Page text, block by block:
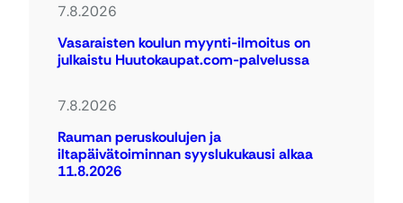
7.8.2026
Vasaraisten koulun myynti-ilmoitus on
julkaistu Huutokaupat.com-palvelussa
7.8.2026
Rauman peruskoulujen ja
iltapäivätoiminnan syyslukukausi alkaa
11.8.2026